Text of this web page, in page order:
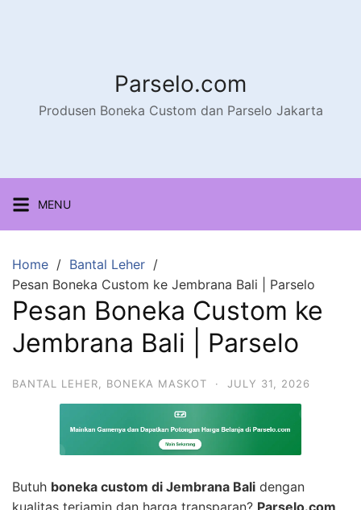
Parselo.com
Produsen Boneka Custom dan Parselo Jakarta
MENU
Home
Bantal Leher
Pesan Boneka Custom ke Jembrana Bali | Parselo
Pesan Boneka Custom ke
Jembrana Bali | Parselo
BANTAL LEHER BONEKA MASKOT · JULY 31, 2026
Butuh boneka custom di Jembrana Bali dengan